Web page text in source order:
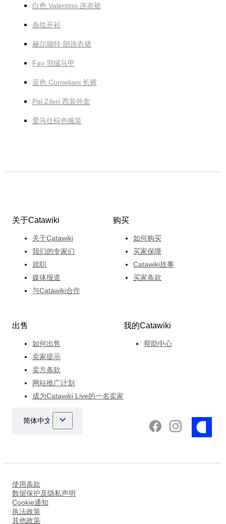
白色 Valentino 连衣裙
条纹开衫
赫尔穆特·朗连衣裙
Fay 羽绒马甲
蓝色 Corneliani 长裤
Pal Zileri 西装外套
爱马仕棕色服装
关于Catawiki
关于Catawiki
我们的专家们
就职
媒体报道
与Catawiki合作
购买
如何购买
买家保障
Catawiki故事
买家条款
出售
如何出售
卖家提示
卖方条款
网站推广计划
成为Catawiki Live的一名卖家
我的Catawiki
帮助中心
使用条款
数据保护及隐私声明
Cookie通知
执法政策
其他政策